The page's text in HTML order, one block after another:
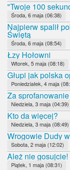
"Twoje 100
Środa, 6 maja (06:38)
Najpierw spalił
Świętą
Środa, 6 maja (08:54)
Łzy Hołowni
Wtorek, 5 maja (08:18)
Głupi jak polska
Poniedziałek, 4 maja
Za
Niedziela, 3 maja (04:39)
Kto da więcej?
Niedziela, 3 maja (08:49)
Wrogowie Dudy
Sobota, 2 maja (12:02)
Ależ nie gosujcie!
Piątek, 1 maja (08:31)